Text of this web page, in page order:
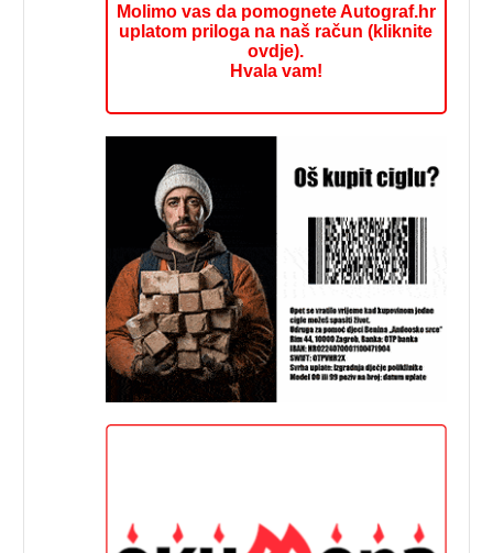
Molimo vas da pomognete Autograf.hr
uplatom priloga na naš račun (kliknite
ovdje).
Hvala vam!